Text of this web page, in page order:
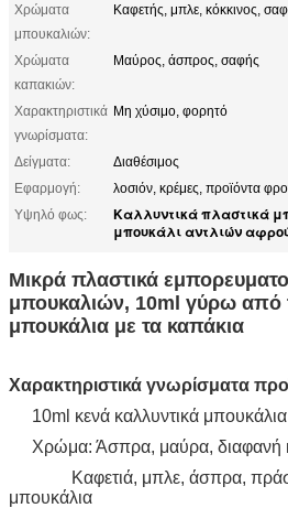
Χρώματα
μπουκαλιών:
Καφετής, μπλε, κόκκινος,
Χρώματα
καπακιών:
Μαύρος, άσπρος, σαφής
Χαρακτηριστικά
γνωρίσματα:
Μη χύσιμο, φορητό
Δείγματα:
Διαθέσιμος
Εφαρμογή:
λοσιόν, κρέμες, προϊόντα
Υψηλό φως:
Καλλυντικά πλαστικά
μπουκάλι αντλιών
Μικρά πλαστικά
μπουκαλιών, 10ml γύρω από
μπουκάλια με τα καπάκια
Χαρακτηριστικά γνωρίσματα
10ml κενά καλλυντικά μπουκάλια
Χρώμα: Άσπρα, μαύρα, διαφανή
Καφετιά, μπλε, άσπρα,
μπουκάλια